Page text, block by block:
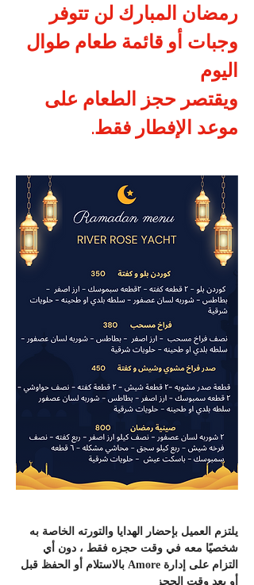
رمضان المبارك لن تتوفر
وجبات أو قائمة طعام طوال
اليوم
ويقتصر حجز الطعام على
موعد الإفطار فقط.
يلتزم العميل بإحضار الهدايا والتورته الخاصة به
شخصيًا معه في وقت حجزه فقط ، دون أي
التزام على إدارة Amore بالاستلام أو الحفظ قبل
أو بعد وقت الحجز